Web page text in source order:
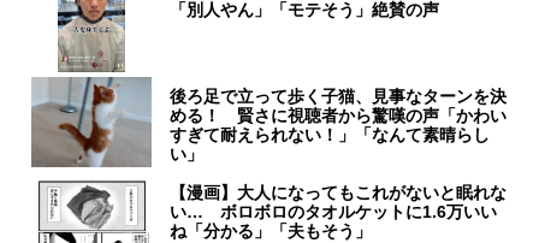
「別人やん」「モテそう」絶賛の声
後ろ足で立って歩く子猫、見事なターンを決
める！ 賢さに視聴者から驚嘆の声「かわい
すぎて耐えられない！」「なんて素晴らし
い」
【漫画】大人になってもこれがないと眠れな
い… ボロボロのタオルケットに1.6万いい
ね「分かる」「夫もそう」